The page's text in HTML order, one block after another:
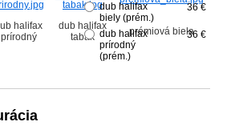
halifax
prírodný
dub halifax
tabak
prémiová biela
dub halifax
biely (prém.)
36 €
dub halifax
prírodný
(prém.)
36 €